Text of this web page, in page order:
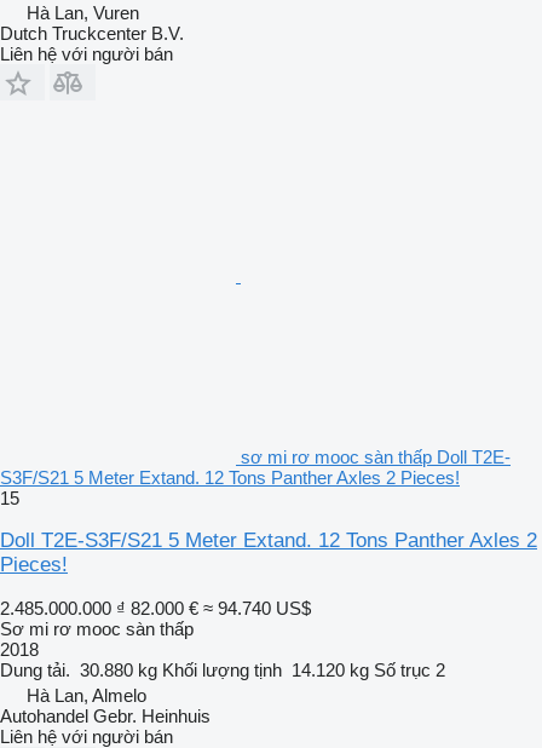
Hà Lan, Vuren
Dutch Truckcenter B.V.
Liên hệ với người bán
sơ mi rơ mooc sàn thấp Doll T2E-
S3F/S21 5 Meter Extand. 12 Tons Panther Axles 2 Pieces!
15
Doll T2E-S3F/S21 5 Meter Extand. 12 Tons Panther Axles 2
Pieces!
2.485.000.000 ₫ 82.000 € ≈ 94.740 US$
Sơ mi rơ mooc sàn thấp
2018
Dung tải. 30.880 kg Khối lượng tịnh 14.120 kg Số trục 2
Hà Lan, Almelo
Autohandel Gebr. Heinhuis
Liên hệ với người bán